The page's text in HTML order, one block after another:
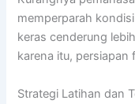
memperparah
keras cenderung
karena itu,
Strategi Latihan dan